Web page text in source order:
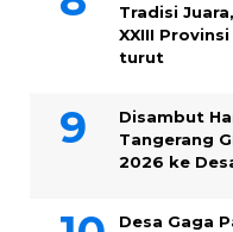
Tradisi
XXIII
turut
Disambut
Tangerang
2026 ke
Desa Gaga